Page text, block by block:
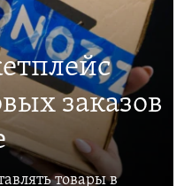
заказов
товары в